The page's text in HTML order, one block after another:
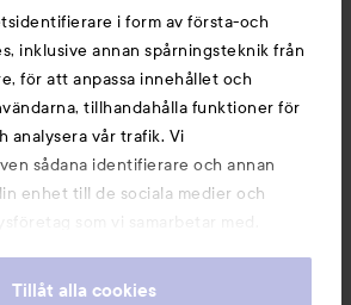
i form av första-och
inklusive annan spårningsteknik från
för att anpassa innehållet och
tillhandahålla funktioner för
analysera vår trafik. Vi
sådana identifierare och annan
enhet till de sociala medier och
som vi samarbetar med.
har tillhandahållit eller som de har
Tillåt alla cookies
gillar